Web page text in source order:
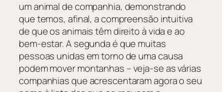
um animal de companhia, demonstrando
que temos, afinal, a compreensão intuitiva
de que os animais têm direito à vida e ao
bem-estar. A segunda é que muitas
pessoas unidas em torno de uma causa
podem mover montanhas – veja-se as várias
companhias que acrescentaram agora o seu